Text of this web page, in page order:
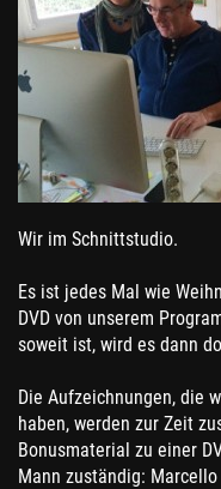
Wir im Schnittstudio.
Es ist jedes Mal wie
DVD von unserem
soweit ist, wird es dann
Die Aufzeichnungen, die
haben, werden zur Zeit
Bonusmaterial zu einer
Mann zuständig: